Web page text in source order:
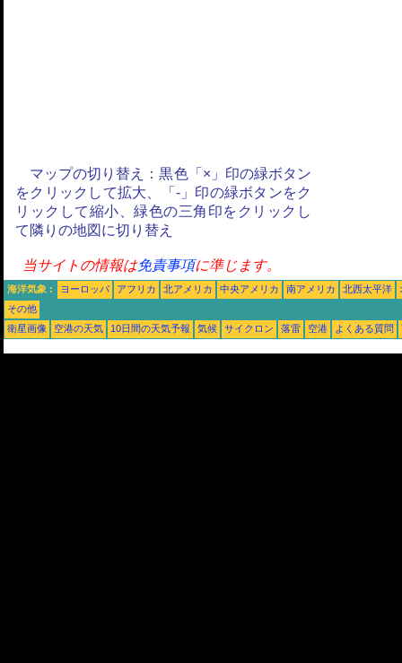
マップの切り替え：黒色「×」印の緑ボタン
をクリックして拡大、「-」印の緑ボタンをク
リックして縮小、緑色の三角印をクリックし
て隣りの地図に切り替え
当サイトの情報は免責事項に準じます。
海洋気象 : ヨーロッパ アフリカ 北アメリカ 中央アメリカ 南アメリカ 北西太平洋
その他
衛星画像
空港の天気 10日間の天気予報 気候 サイクロン 落雷 空港 よくある質問